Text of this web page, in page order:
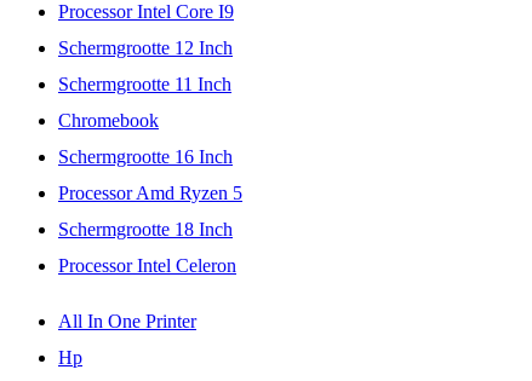
Processor Intel Core I9
Schermgrootte 12 Inch
Schermgrootte 11 Inch
Chromebook
Schermgrootte 16 Inch
Processor Amd Ryzen 5
Schermgrootte 18 Inch
Processor Intel Celeron
All In One Printer
Hp